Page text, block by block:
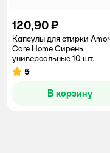
120,90 ₽
Капсулы для стирки
Care Home Сирень
универсальные 10 шт.
Рейтинг:
5
В корзину